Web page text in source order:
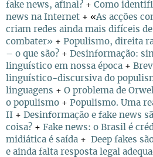
fake news, afinal? + Como
news na Internet + «As acções
criam redes ainda mais difíceis de
combater» + Populismo, direita
– o que são? + Desinformação:
linguístico em nossa época + B
linguístico-discursiva do
linguagens + O problema de
o populismo + Populismo. Uma
II + Desinformação e fake news
coisa? + Fake news: o Brasil é
midiática é saída + Deep fakes
e ainda falta resposta legal